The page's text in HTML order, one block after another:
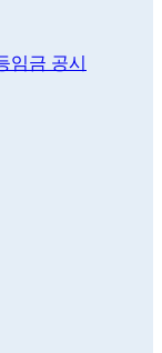
임금 공시